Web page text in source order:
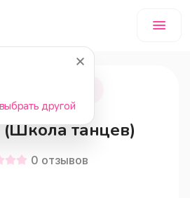
другой
(Школа танцев)
0 отзывов